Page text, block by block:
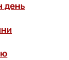
день